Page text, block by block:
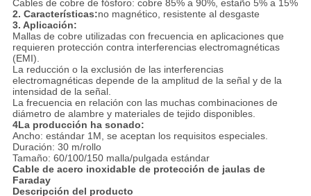
Cables de cobre de fósforo: cobre 85% a 90%, estaño 5% a 15%
2. Características:no magnético, resistente al desgaste
3. Aplicación:
Mallas de cobre utilizadas con frecuencia en aplicaciones que
requieren protección contra interferencias electromagnéticas
(EMI).
La reducción o la exclusión de las interferencias
electromagnéticas depende de la amplitud de la señal y de la
intensidad de la señal.
La frecuencia en relación con las muchas combinaciones de
diámetro de alambre y materiales de tejido disponibles.
4La producción ha sonado:
Ancho: estándar 1M, se aceptan los requisitos especiales.
Duración: 30 m/rollo
Tamaño: 60/100/150 malla/pulgada estándar
Cable de acero inoxidable de protección de jaulas de
Faraday
Descripción del producto